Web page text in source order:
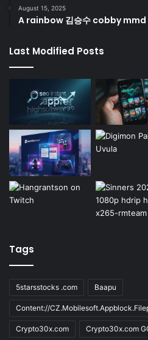
August 15, 2025
A rainbow 김승수 cobby mmd
Last Modified Posts
Tags
5starsstocks .com Baapu
Content://
Crypto30x.com Crypto30x.com